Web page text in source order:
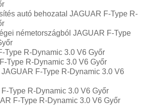
autó behozatal JAGUAR F-Type R-
németországból JAGUAR F-Type
Type R-Dynamic 3.0 V6 Győr
Type R-Dynamic 3.0 V6 Győr
F-Type R-Dynamic 3.0 V6
Type R-Dynamic 3.0 V6 Győr
F-Type R-Dynamic 3.0 V6 Győr